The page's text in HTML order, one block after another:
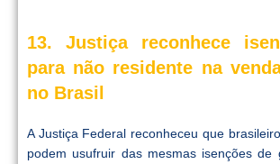
13. Justiça reconhece
para não residente na
no Brasil
A Justiça Federal reconheceu que
podem usufruir das mesmas isenções de